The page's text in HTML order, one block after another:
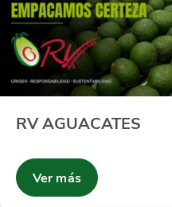
RV AGUACATES
Ver más